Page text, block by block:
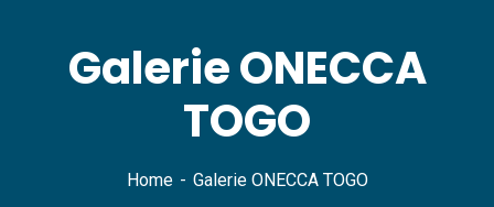
Galerie ONECCA
TOGO
Home Galerie ONECCA TOGO